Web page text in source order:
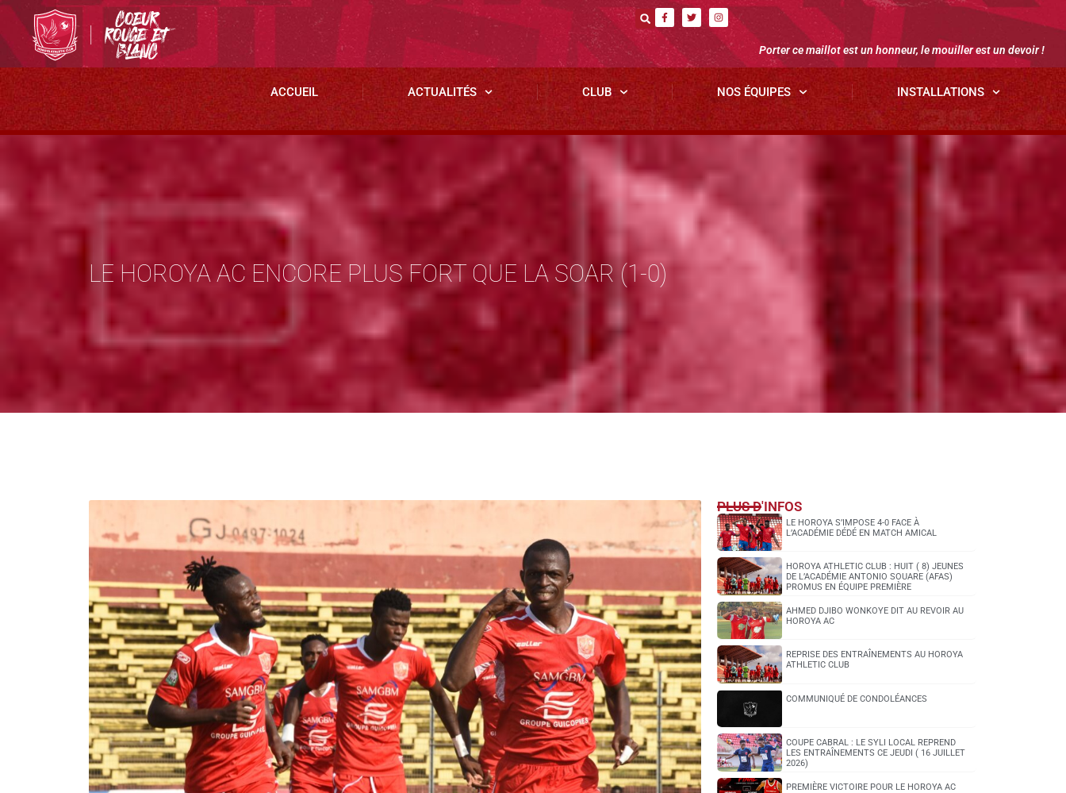
Porter ce maillot est un honneur, le mouiller est un devoir !
ACCUEIL ACTUALITÉS CLUB NOS ÉQUIPES INSTALLATIONS
LE HOROYA AC ENCORE PLUS FORT QUE LA SOAR (1-0)
PLUS D'INFOS
LE HOROYA S’IMPOSE 4-0 FACE À
L’ACADÉMIE DÉDÉ EN MATCH AMICAL
HOROYA ATHLETIC CLUB : HUIT ( 8) JEUNES
DE L’ACADÉMIE ANTONIO SOUARE (AFAS)
PROMUS EN ÉQUIPE PREMIÈRE
AHMED DJIBO WONKOYE DIT AU REVOIR AU
HOROYA AC
REPRISE DES ENTRAÎNEMENTS AU HOROYA
ATHLETIC CLUB
COMMUNIQUÉ DE CONDOLÉANCES
COUPE CABRAL : LE SYLI LOCAL REPREND
LES ENTRAÎNEMENTS CE JEUDI ( 16 JUILLET
2026)
PREMIÈRE VICTOIRE POUR LE HOROYA AC